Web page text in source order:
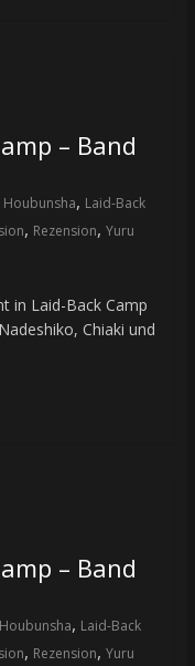
– Band
Houbunsha, Laid-Back
, Rezension, Yuru
in Laid-Back Camp
Chiaki und
– Band
Houbunsha, Laid-Back
, Rezension, Yuru